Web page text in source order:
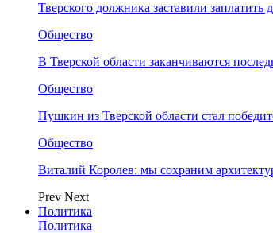
Тверского должника заставили заплатить
Общество
В Тверской области заканчиваются
Общество
Пушкин из Тверской области стал
Общество
Виталий Королев: мы сохраним
Prev Next
Политика
Политика